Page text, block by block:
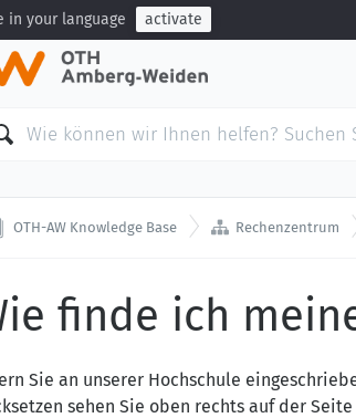
in your language activate
OTH-AW Knowledge Base  Rechenzentrum
finde ich
Sie an unserer Hochschule
sehen Sie oben rechts auf der